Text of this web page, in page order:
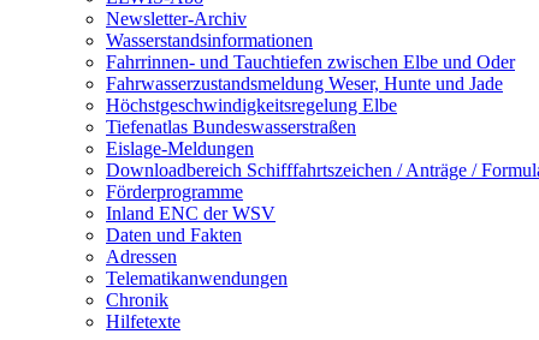
Newslet­ter-​Ar­chiv
Was­ser­stands­in­for­ma­tio­nen
Fahr­rin­nen-​ und Tauch­tie­fen zwi­schen El­be und Oder
Fahr­was­ser­zu­stands­mel­dung We­ser, Hun­te und Ja­de
Höchst­ge­schwin­dig­keits­re­ge­lung El­be
Tie­fe­n­at­las Bun­des­was­ser­stra­ßen
Eis­la­ge-​Mel­dun­gen
Dow­n­load­be­reich Schiff­fahrts­zei­chen / An­trä­ge /
För­der­pro­gram­me
In­land ENC der WSV
Da­ten und Fak­ten
Adres­sen
Te­le­ma­ti­kan­wen­dun­gen
Chro­nik
Hil­fe­tex­te